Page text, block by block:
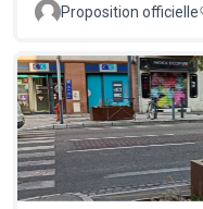
Proposition officielle